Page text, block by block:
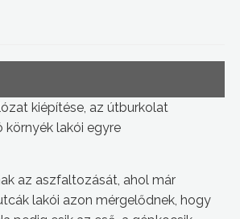
kiépítése, az útburkolat
környék lakói egyre
az aszfaltozását, ahol már
lakói azon mérgelődnek, hogy